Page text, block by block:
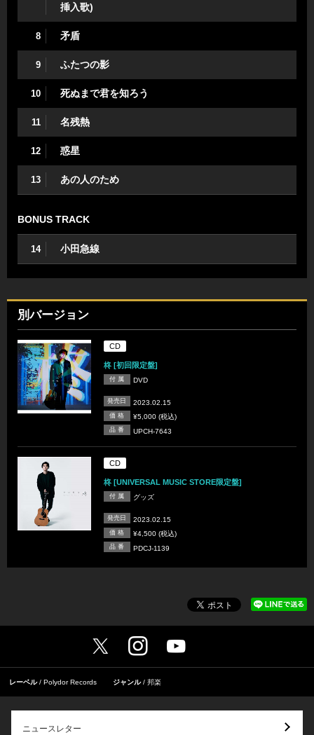
挿入歌)
8 矛盾
9 ふたつの影
10 死ぬまで君を知ろう
11 名残熱
12 惑星
13 あの人のため
BONUS TRACK
14 小田急線
別バージョン
CD
柊 [初回限定盤]
付 属 DVD
発売日 2023.02.15
価 格 ¥5,000 (税込)
品 番 UPCH-7643
CD
柊 [UNIVERSAL MUSIC STORE限定盤]
付 属 グッズ
発売日 2023.02.15
価 格 ¥4,500 (税込)
品 番 PDCJ-1139
レーベル Polydor Records ジャンル 邦楽
ニュースレター